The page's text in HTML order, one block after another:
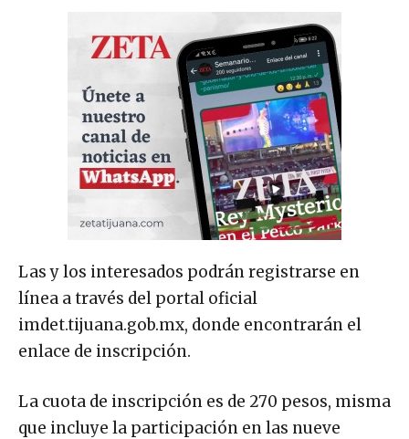
Las y los interesados podrán registrarse en
línea a través del portal oficial
imdet.tijuana.gob.mx, donde encontrarán el
enlace de inscripción.
La cuota de inscripción es de 270 pesos, misma
que incluye la participación en las nueve